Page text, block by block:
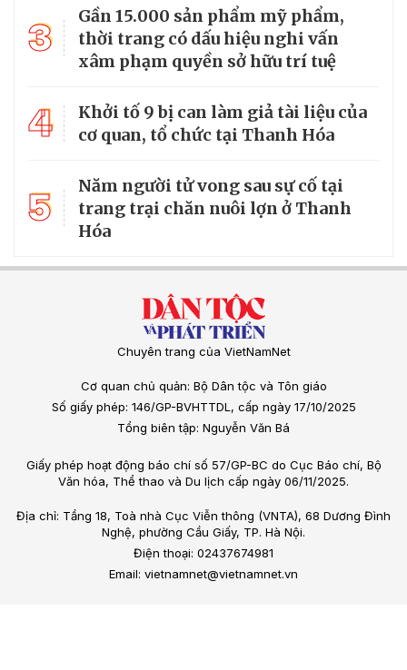
3
Gần 15.000 sản phẩm mỹ phẩm,
thời trang có dấu hiệu nghi vấn
xâm phạm quyền sở hữu trí tuệ
4
Khởi tố 9 bị can làm giả tài liệu của
cơ quan, tổ chức tại Thanh Hóa
5
Năm người tử vong sau sự cố tại
trang trại chăn nuôi lợn ở Thanh
Hóa
Chuyên trang của VietNamNet
Cơ quan chủ quản: Bộ Dân tộc và Tôn giáo
Số giấy phép: 146/GP-BVHTTDL, cấp ngày 17/10/2025
Tổng biên tập: Nguyễn Văn Bá
Giấy phép hoạt động báo chí số 57/GP-BC do Cục Báo chí, Bộ
Văn hóa, Thể thao và Du lịch cấp ngày 06/11/2025.
Địa chỉ: Tầng 18, Toà nhà Cục Viễn thông (VNTA), 68 Dương Đình
Nghệ, phường Cầu Giấy, TP. Hà Nội.
Điện thoại: 02437674981
Email: vietnamnet@vietnamnet.vn